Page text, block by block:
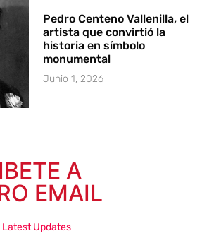
Pedro Centeno Vallenilla, el
artista que convirtió la
historia en símbolo
monumental
Junio 1, 2026
A
EMAIL
Latest Updates